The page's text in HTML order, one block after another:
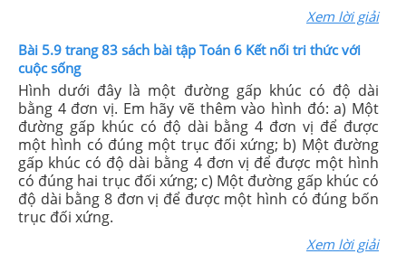
Xem lời giải
Bài 5.9 trang 83 sách bài tập Toán 6 Kết nối tri thức với
cuộc sống
Hình dưới đây là một đường gấp khúc có độ dài
bằng 4 đơn vị. Em hãy vẽ thêm vào hình đó: a) Một
đường gấp khúc có độ dài bằng 4 đơn vị để được
một hình có đúng một trục đối xứng; b) Một đường
gấp khúc có độ dài bằng 4 đơn vị để được một hình
có đúng hai trục đối xứng; c) Một đường gấp khúc có
độ dài bằng 8 đơn vị để được một hình có đúng bốn
trục đối xứng.
Xem lời giải